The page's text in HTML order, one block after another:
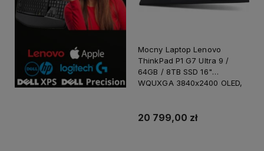
Mocny Laptop Lenovo
ThinkPad P1 G7 Ultra 9 /
64GB / 8TB SSD 16"
WQUXGA 3840x2400 OLED,
dla Projektanta Grafika
20 799,00 zł